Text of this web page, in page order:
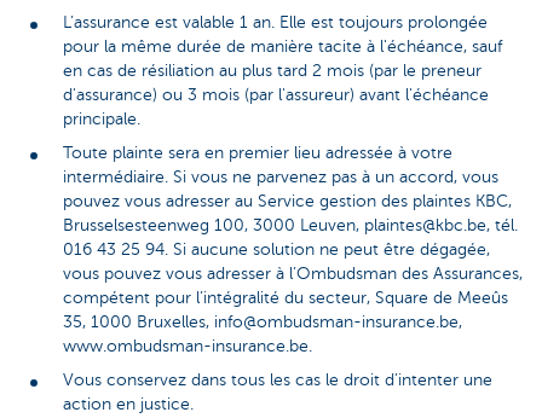
L’assurance est valable 1 an. Elle est toujours prolongée
pour la même durée de manière tacite à l'échéance, sauf
en cas de résiliation au plus tard 2 mois (par le preneur
d'assurance) ou 3 mois (par l'assureur) avant l'échéance
principale.
Toute plainte sera en premier lieu adressée à votre
intermédiaire. Si vous ne parvenez pas à un accord, vous
pouvez vous adresser au Service gestion des plaintes KBC,
Brusselsesteenweg 100, 3000 Leuven, plaintes@kbc.be, tél.
016 43 25 94. Si aucune solution ne peut être dégagée,
vous pouvez vous adresser à l’Ombudsman des Assurances,
compétent pour l’intégralité du secteur, Square de Meeûs
35, 1000 Bruxelles, info@ombudsman-insurance.be,
www.ombudsman-insurance.be.
Vous conservez dans tous les cas le droit d’intenter une
action en justice.